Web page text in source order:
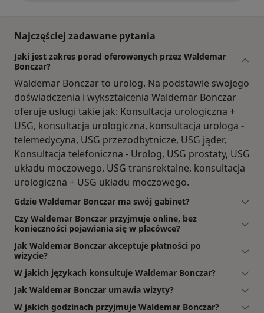
Najczęściej zadawane pytania
Jaki jest zakres porad oferowanych przez Waldemar
Bonczar?
Waldemar Bonczar to urolog. Na podstawie swojego
doświadczenia i wykształcenia Waldemar Bonczar
oferuje usługi takie jak: Konsultacja urologiczna +
USG, konsultacja urologiczna, konsultacja urologa -
telemedycyna, USG przezodbytnicze, USG jąder,
Konsultacja telefoniczna - Urolog, USG prostaty, USG
układu moczowego, USG transrektalne, konsultacja
urologiczna + USG układu moczowego.
Gdzie Waldemar Bonczar ma swój gabinet?
Czy Waldemar Bonczar przyjmuje online, bez
konieczności pojawiania się w placówce?
Jak Waldemar Bonczar akceptuje płatności po
wizycie?
W jakich językach konsultuje Waldemar Bonczar?
Jak Waldemar Bonczar umawia wizyty?
W jakich godzinach przyjmuje Waldemar Bonczar?